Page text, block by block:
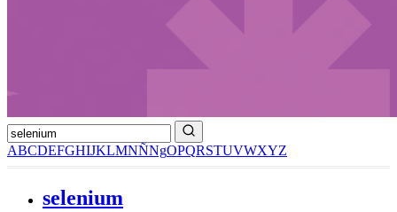
ABCDEFGHIJKLMNÑNgOPQRSTUVWXYZ
selenium